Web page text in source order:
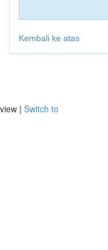
Kembali ke atas
view | Switch to